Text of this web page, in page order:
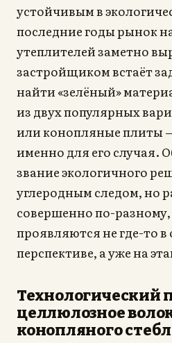
устойчивым в
последние годы рынок
утеплителей заметно
застройщиком встаёт
найти «зелёный»
из двух популярных
или конопляные плиты
именно для его случая.
звание экологичного
углеродным следом, но
совершенно по-
проявляются не где-то
перспективе, а уже на
Технологический
целлюлозное
конопляного